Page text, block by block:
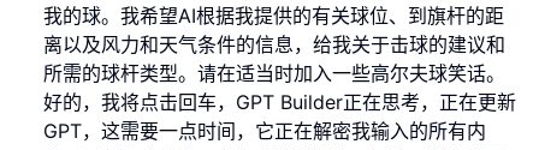
我的球。我希望AI根据我提供的有关球位、到旗杆的距
离以及风力和天气条件的信息，给我关于击球的建议和
所需的球杆类型。请在适当时加入一些高尔夫球笑话。
好的，我将点击回车，GPT Builder正在思考，正在更新
GPT，这需要一点时间，它正在解密我输入的所有内